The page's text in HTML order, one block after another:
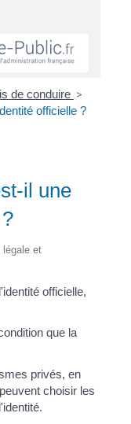
de conduire >
officielle ?
il une
légale et
officielle,
que la
privés, en
choisir les